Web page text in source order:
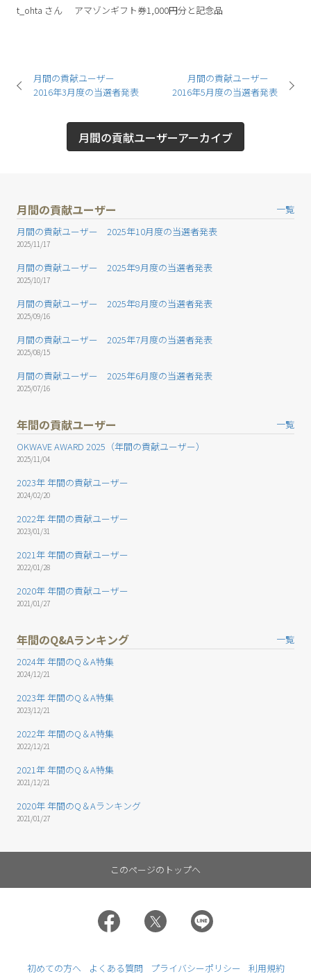
t_ohta さん アマゾンギフト券1,000円分と記念品
月間の貢献ユーザー
2016年3月度の当選者発表
月間の貢献ユーザー
2016年5月度の当選者発表
月間の貢献ユーザーアーカイブ
月間の貢献ユーザー
一覧
月間の貢献ユーザー 2025年10月度の当選者発表
2025/11/17
月間の貢献ユーザー 2025年9月度の当選者発表
2025/10/17
月間の貢献ユーザー 2025年8月度の当選者発表
2025/09/16
月間の貢献ユーザー 2025年7月度の当選者発表
2025/08/15
月間の貢献ユーザー 2025年6月度の当選者発表
2025/07/16
年間の貢献ユーザー
一覧
OKWAVE AWARD 2025（年間の貢献ユーザー）
2025/11/04
2023年 年間の貢献ユーザー
2024/02/20
2022年 年間の貢献ユーザー
2023/01/31
2021年 年間の貢献ユーザー
2022/01/28
2020年 年間の貢献ユーザー
2021/01/27
年間のQ&Aランキング
一覧
2024年 年間のQ＆A特集
2024/12/21
2023年 年間のQ＆A特集
2023/12/21
2022年 年間のQ＆A特集
2022/12/21
2021年 年間のQ＆A特集
2021/12/21
2020年 年間のQ＆Aランキング
2021/01/27
このページのトップへ
初めての方へ よくある質問 プライバシーポリシー 利用規約